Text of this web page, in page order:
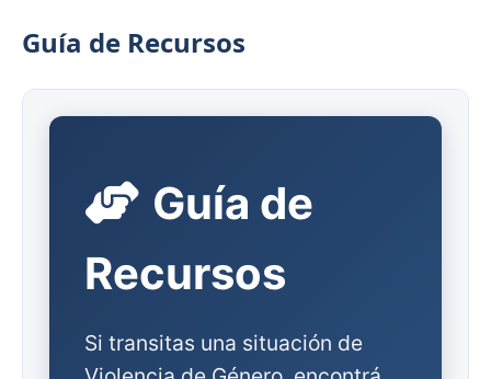
Guía de Recursos